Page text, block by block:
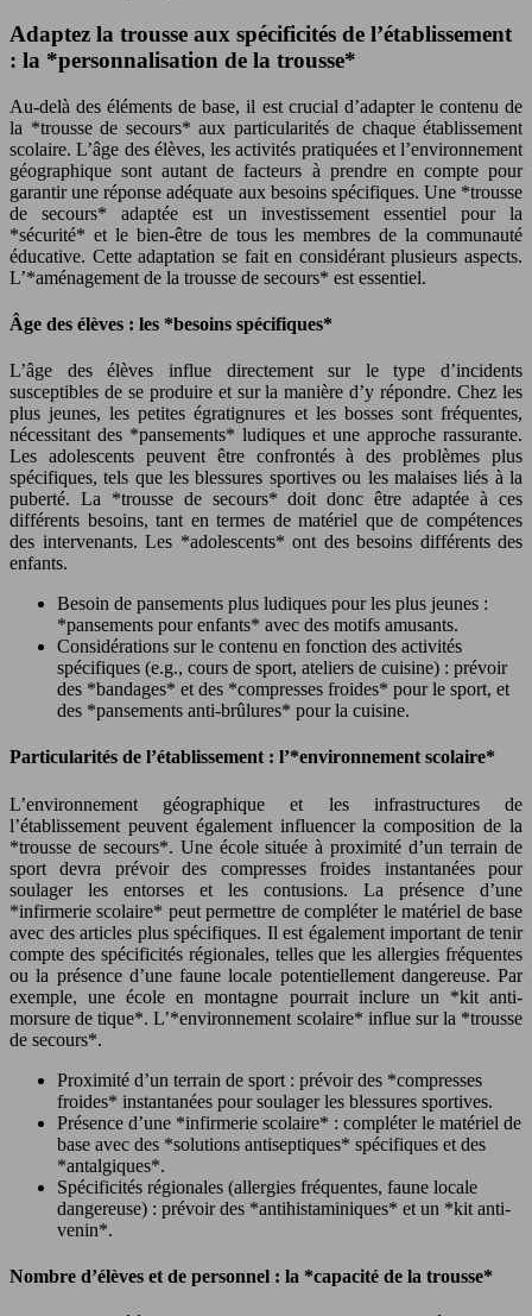
Adaptez la trousse aux spécificités de l’établissement
: la *personnalisation de la trousse*
Au-delà des éléments de base, il est crucial d’adapter le contenu de
la *trousse de secours* aux particularités de chaque établissement
scolaire. L’âge des élèves, les activités pratiquées et l’environnement
géographique sont autant de facteurs à prendre en compte pour
garantir une réponse adéquate aux besoins spécifiques. Une *trousse
de secours* adaptée est un investissement essentiel pour la
*sécurité* et le bien-être de tous les membres de la communauté
éducative. Cette adaptation se fait en considérant plusieurs aspects.
L’*aménagement de la trousse de secours* est essentiel.
Âge des élèves : les *besoins spécifiques*
L’âge des élèves influe directement sur le type d’incidents
susceptibles de se produire et sur la manière d’y répondre. Chez les
plus jeunes, les petites égratignures et les bosses sont fréquentes,
nécessitant des *pansements* ludiques et une approche rassurante.
Les adolescents peuvent être confrontés à des problèmes plus
spécifiques, tels que les blessures sportives ou les malaises liés à la
puberté. La *trousse de secours* doit donc être adaptée à ces
différents besoins, tant en termes de matériel que de compétences
des intervenants. Les *adolescents* ont des besoins différents des
enfants.
Besoin de pansements plus ludiques pour les plus jeunes :
*pansements pour enfants* avec des motifs amusants.
Considérations sur le contenu en fonction des activités
spécifiques (e.g., cours de sport, ateliers de cuisine) : prévoir
des *bandages* et des *compresses froides* pour le sport, et
des *pansements anti-brûlures* pour la cuisine.
Particularités de l’établissement : l’*environnement scolaire*
L’environnement géographique et les infrastructures de
l’établissement peuvent également influencer la composition de la
*trousse de secours*. Une école située à proximité d’un terrain de
sport devra prévoir des compresses froides instantanées pour
soulager les entorses et les contusions. La présence d’une
*infirmerie scolaire* peut permettre de compléter le matériel de base
avec des articles plus spécifiques. Il est également important de tenir
compte des spécificités régionales, telles que les allergies fréquentes
ou la présence d’une faune locale potentiellement dangereuse. Par
exemple, une école en montagne pourrait inclure un *kit anti-
morsure de tique*. L’*environnement scolaire* influe sur la *trousse
de secours*.
Proximité d’un terrain de sport : prévoir des *compresses
froides* instantanées pour soulager les blessures sportives.
Présence d’une *infirmerie scolaire* : compléter le matériel de
base avec des *solutions antiseptiques* spécifiques et des
*antalgiques*.
Spécificités régionales (allergies fréquentes, faune locale
dangereuse) : prévoir des *antihistaminiques* et un *kit anti-
venin*.
Nombre d’élèves et de personnel : la *capacité de la trousse*